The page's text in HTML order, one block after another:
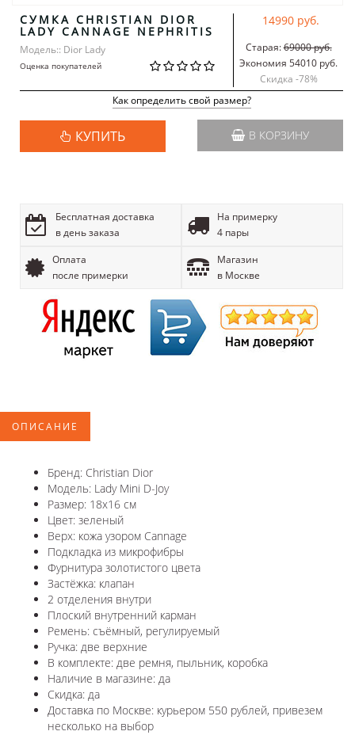
СУМКА CHRISTIAN DIOR
LADY CANNAGE NEPHRITIS
Модель:: Dior Lady
Оценка покупателей
14990 руб.
Старая:69000 руб.
Экономия 54010 руб.
Скидка -78%
Как определить свой размер?
КУПИТЬ В КОРЗИНУ
Бесплатная доставка
в день заказа
На примерку
4 пары
Оплата
после примерки
Магазин
в Москве
ОПИСАНИЕ
Бренд: Christian Dior
Модель: Lady Mini D-Joy
Размер: 18x16 см
Цвет: зеленый
Верх: кожа узором Cannage
Подкладка из микрофибры
Фурнитура золотистого цвета
Застёжка: клапан
2 отделения внутри
Плоский внутренний карман
Ремень: съёмный, регулируемый
Ручка: две верхние
В комплекте: две ремня, пыльник, коробка
Наличие в магазине: да
Скидка: да
Доставка по Москве: курьером 550 рублей, привезем
несколько на выбор